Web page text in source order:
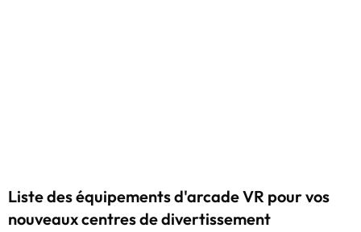
Liste des équipements d'arcade VR pour vos
nouveaux centres de divertissement